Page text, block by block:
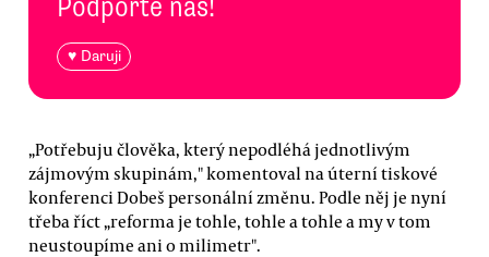
♥ Daruji
„Potřebuju člověka, který nepodléhá jednotlivým
zájmovým skupinám," komentoval na úterní tiskové
konferenci Dobeš personální změnu. Podle něj je nyní
třeba říct „reforma je tohle, tohle a tohle a my v tom
neustoupíme ani o milimetr".